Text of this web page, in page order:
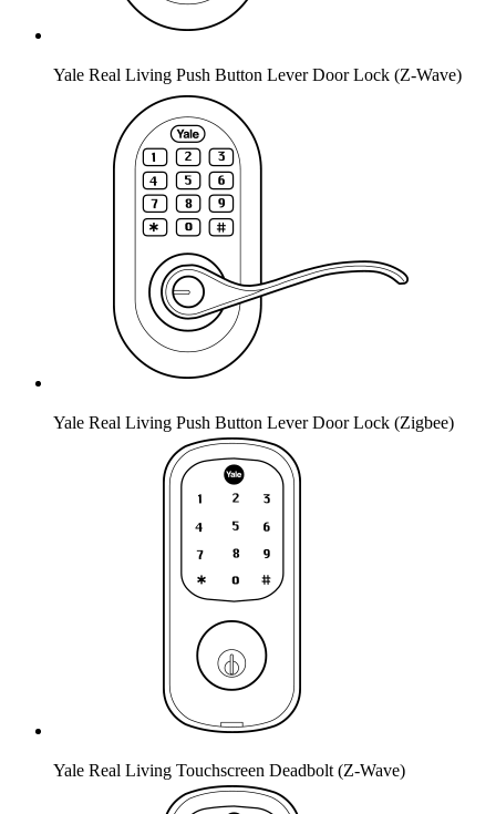
Yale Real Living Push Button Lever Door Lock (Z-Wave)
Yale Real Living Push Button Lever Door Lock (Zigbee)
Yale Real Living Touchscreen Deadbolt (Z-Wave)